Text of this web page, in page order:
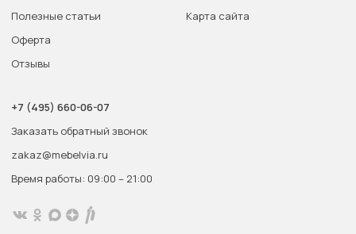
Полезные статьи
Оферта
Отзывы
Карта сайта
+7 (495) 660-06-07
Заказать обратный звонок
zakaz@mebelvia.ru
Время работы: 09:00 – 21:00